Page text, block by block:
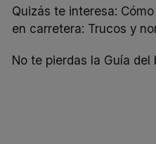
Quizás te interesa:
en carretera: Trucos y
No te pierdas la Guía del